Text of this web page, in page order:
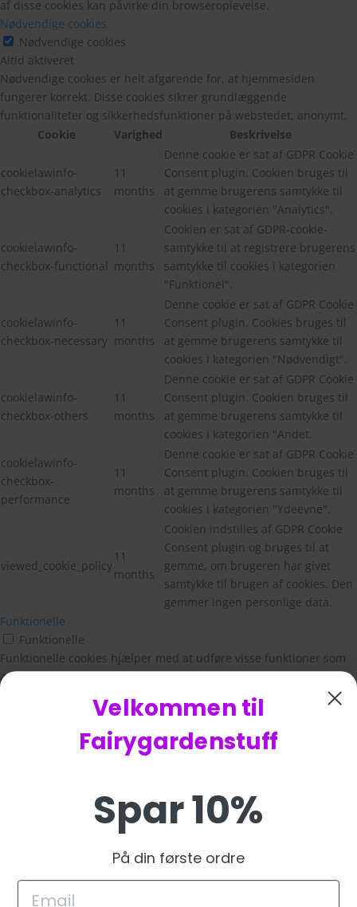
af disse cookies kan påvirke din browseroplevelse.
Nødvendige cookies
Nødvendige cookies
Altid aktiveret
Nødvendige cookies er helt afgørende for, at hjemmesiden
fungerer korrekt. Disse cookies sikrer grundlæggende
funktionaliteter og sikkerhedsfunktioner på webstedet, anonymt.
Cookie
Varighed Beskrivelse
cookielawinfo-
checkbox-analytics
11
months
Denne cookie er sat af GDPR Cookie
Consent plugin. Cookien bruges til
at gemme brugerens samtykke til
cookies i kategorien "Analytics".
cookielawinfo-
checkbox-functional
11
months
Cookien er sat af GDPR-cookie-
samtykke til at registrere brugerens
samtykke til cookies i kategorien
"Funktionel".
cookielawinfo-
checkbox-necessary
11
months
Denne cookie er sat af GDPR Cookie
Consent plugin. Cookies bruges til
at gemme brugerens samtykke til
cookies i kategorien "Nødvendigt".
cookielawinfo-
checkbox-others
11
months
Denne cookie er sat af GDPR Cookie
Consent plugin. Cookien bruges til
at gemme brugerens samtykke til
cookies i kategorien "Andet.
cookielawinfo-
checkbox-
performance
11
months
Denne cookie er sat af GDPR Cookie
Consent plugin. Cookien bruges til
at gemme brugerens samtykke til
cookies i kategorien "Ydeevne".
viewed_cookie_policy
11
months
Cookien indstilles af GDPR Cookie
Consent plugin og bruges til at
gemme, om brugeren har givet
samtykke til brugen af cookies. Den
gemmer ingen personlige data.
Funktionelle
Funktionelle
Funktionelle cookies hjælper med at udføre visse funktioner som
at dele webstedets indhold på sociale medieplatforme, indsamle
Præstationscookies bruges til at forstå og analysere de vigtigste
with the website. These cookies help provide information on
metrics the number of visitors, bounce rate, traffic source, etc.
Reklame
Velkommen til
Fairygardenstuff
Spar 10%
På din første ordre